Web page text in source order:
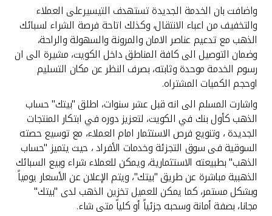
المملكة المتحدة
مملكة البحرين
واضافت بان الخدمة الجديدة تستهدف التيسيرعلى العملاء
والتخفيف من اعباء الانتقال، وكذلك اتاحة فرصة الشراء لسبائك
الذهب مع تدعيم عناصر الامان والمرونة والسهولة والراحة،
وضمان التوصيل الى كافة المناطق داخل الكويت، مشيرة الى ان
رسوم الخدمة موحدة وثابته، بصرف النظر عن مكان التسليم
اوحجم الكميات المشتراه.
واشارت المسلم الى انه قبل عشر سنوات، اطلق "بيتك" حساب
الذهب كأول بنك في الكويت، لتعزيز دوره في ابتكار المنتجات
الجديدة ، وتنويع فرص الاستثمار امام العملاء، مع توسيع حصته
السوقية فى سوق التجزئة وخدمات الأفراد ، حيث يتميز "حساب
الذهب" بطبيعته الاستثمارية، ويمكن للعملاء شراء وبيع السبائك
الذهبية مباشرة عن طريق "بيتك"، ويتم الإعلان عن الأسعار يومياً
وبشكل مستمر، كما يمكن للعميل تخزين الذهب لدى "بيتك"
مجانا، بصفة أمانة وسحبه جزئياً أو كلياً متى شاء.